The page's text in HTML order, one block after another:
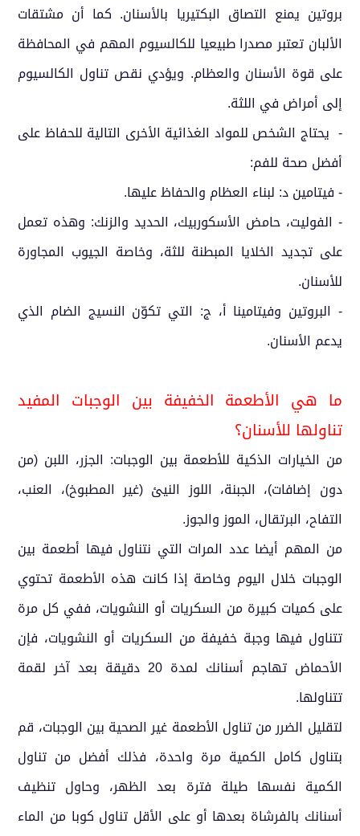
بروتين يمنع التصاق البكتيريا بالأسنان. كما أن مشتقات
الألبان تعتبر مصدرا طبيعيا للكالسيوم المهم في المحافظة
على قوة الأسنان والعظام. ويؤدي نقص تناول الكالسيوم
إلى أمراض في اللثة.
- يحتاج الشخص للمواد الغذائية الأخرى التالية للحفاظ على
أفضل صحة للفم:
- فيتامين د: لبناء العظام والحفاظ عليها.
- الفوليت، حامض الأسكوربيك، الحديد والزنك: وهذه تعمل
على تجديد الخلايا المبطنة للثة، وخاصة الجيوب المجاورة
للأسنان.
- البروتين وفيتامينا أ، ج: التي تكوّن النسيج الضام الذي
يدعم الأسنان.
ما هي الأطعمة الخفيفة بين الوجبات المفيد
تناولها للأسنان؟
من الخيارات الذكية للأطعمة بين الوجبات: الجزر، اللبن (من
دون إضافات)، الجبنة، اللوز النيئ (غير المطبوخ)، العنب،
التفاح، البرتقال، الموز والجوز.
من المهم أيضا عدد المرات التي نتناول فيها أطعمة بين
الوجبات خلال اليوم وخاصة إذا كانت هذه الأطعمة تحتوي
على كميات كبيرة من السكريات أو النشويات، ففي كل مرة
تتناول فيها وجبة خفيفة من السكريات أو النشويات، فإن
الأحماض تهاجم أسنانك لمدة 20 دقيقة بعد آخر لقمة
تتناولها.
لتقليل الضرر من تناول الأطعمة غير الصحية بين الوجبات، قم
بتناول كامل الكمية مرة واحدة، فذلك أفضل من تناول
الكمية نفسها طيلة فترة بعد الظهر، وحاول تنظيف
أسنانك بالفرشاة بعدها أو على الأقل تناول كوبا من الماء